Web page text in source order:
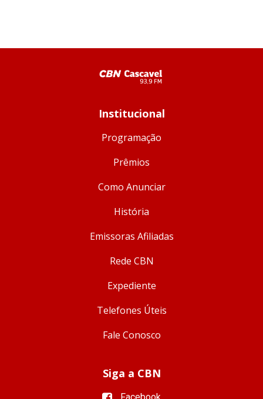
Institucional
Programação
Prêmios
Como Anunciar
História
Emissoras Afiliadas
Rede CBN
Expediente
Telefones Úteis
Fale Conosco
Siga a CBN